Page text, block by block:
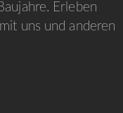
Erleben
uns und anderen